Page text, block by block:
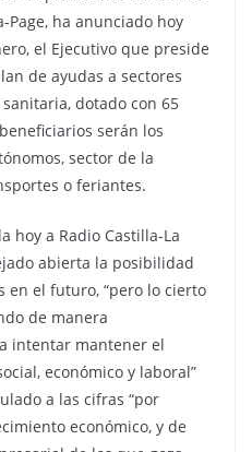
Page, ha anunciado hoy
el Ejecutivo que preside
de ayudas a sectores
dotado con 65
serán los
sector de la
o feriantes.
hoy a Radio Castilla-La
abierta la posibilidad
en el futuro, “pero lo cierto
de manera
intentar mantener el
económico y laboral”
a las cifras “por
económico, y de